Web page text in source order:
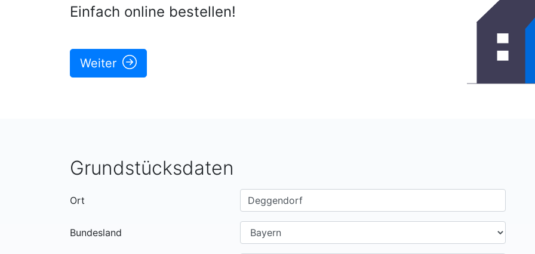
Einfach online bestellen!
Weiter
Grundstücksdaten
Ort
Bundesland